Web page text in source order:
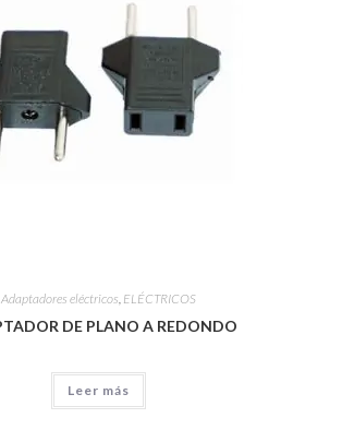
Adaptadores eléctricos, ELÉCTRICOS
DE PLANO A REDONDO
Leer más